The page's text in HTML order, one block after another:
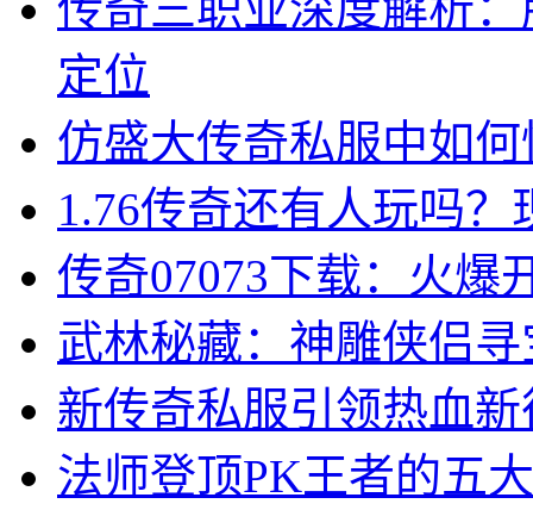
定位
仿盛大传奇私服中如
1.76传奇还有人玩吗
传奇07073下载：火爆
武林秘藏：神雕侠侣
新传奇私服引领热血
法师登顶PK王者的五